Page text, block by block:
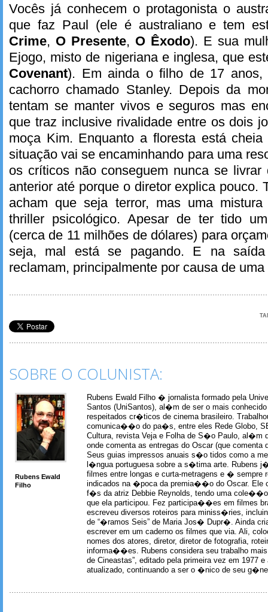
Vocês já conhecem o protagonista o
que faz Paul (ele é australiano e tem
Crime, O Presente, O Êxodo). E sua
Ejogo, misto de nigeriana e inglesa, que
Covenant). Em ainda o filho de 17 anos,
cachorro chamado Stanley. Depois da
tentam se manter vivos e seguros mas
que traz inclusive rivalidade entre os dois
moça Kim. Enquanto a floresta está
situação vai se encaminhando para uma
os críticos não conseguem nunca se livrar
anterior até porque o diretor explica pouco.
acham que seja terror, mas uma
thriller psicológico. Apesar de ter tido
(cerca de 11 milhões de dólares) para
seja, mal está se pagando. E na
reclamam, principalmente por causa de
SOBRE O COLUNISTA:
Rubens Ewald
Filho
Rubens Ewald Filho � jornalista formado pela
Santos (UniSantos), al�m de ser o mais
respeitados cr�ticos de cinema brasileiro.
comunica��o do pa�s, entre eles Rede Globo,
Cultura, revista Veja e Folha de S�o Paulo, al�m
onde comenta as entregas do Oscar (que comenta
Seus guias impressos anuais s�o tidos como a
l�ngua portuguesa sobre a s�tima arte. Rubens
filmes entre longas e curta-metragens e � sempre
indicados na �poca da premia��o do Oscar. Ele
f�s da atriz Debbie Reynolds, tendo uma
que ela participou. Fez participa��es em filmes
escreveu diversos roteiros para miniss�ries,
de “�ramos Seis” de Maria Jos� Dupr�. Ainda
escrever em um caderno os filmes que via. Ali,
nomes dos atores, diretor, diretor de fotografia,
informa��es. Rubens considera seu trabalho
de Cineastas”, editado pela primeira vez em 1977 e
atualizado, continuando a ser o �nico de seu